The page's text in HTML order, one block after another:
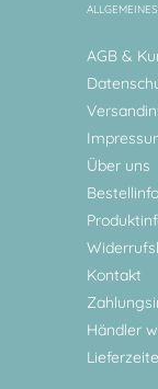
ALLGEMEINES
AGB &
Über uns
Kontakt
Händler